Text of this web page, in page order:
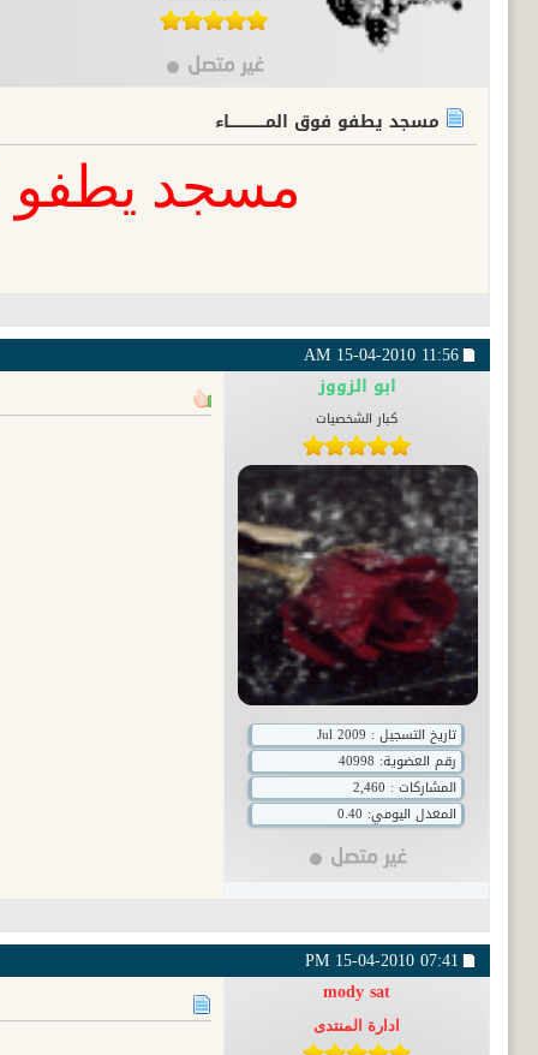
مسجد يطفو فوق المـــــــــــــــاء
مسجد يطفو
15-04-2010 11:56 AM
ابو الزووز
كبار الشخصيات
تاريخ التسجيل : Jul 2009
رقم العضوية:
المشاركات : 2,460
المعدل اليومي: 0.40
15-04-201007:41 PM
mody sat
ادارة المنتدى